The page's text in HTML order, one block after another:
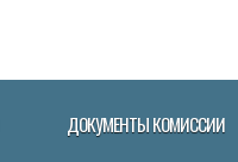
ДОКУМЕНТЫ КОМИССИИ